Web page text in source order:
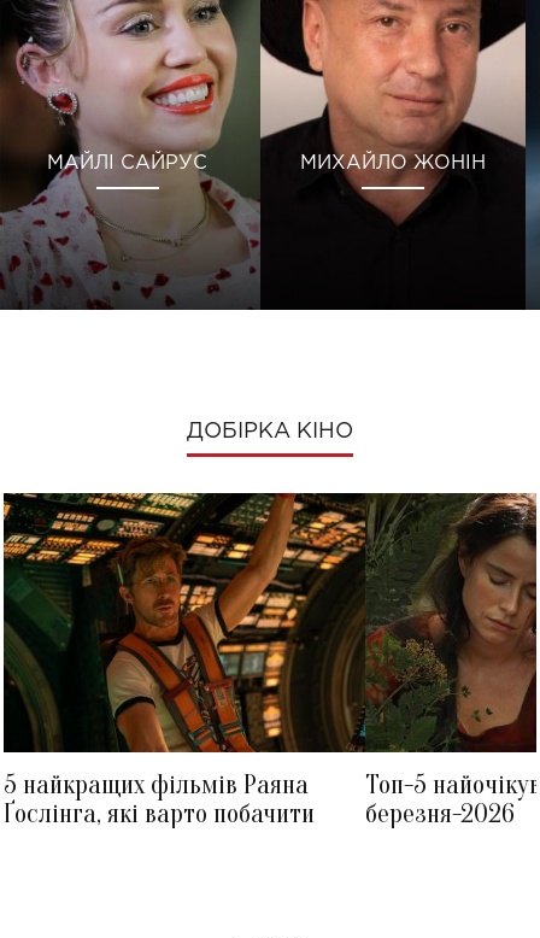
МАЙЛІ САЙРУС МИХАЙЛО ЖОНІН
ДОБІРКА КІНО
5 найкращих фільмів Раяна
Ґослінга, які варто побачити
Топ-5
березня-2026